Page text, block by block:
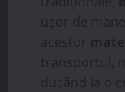
ușor de
acestor
transportul,
ducând la o